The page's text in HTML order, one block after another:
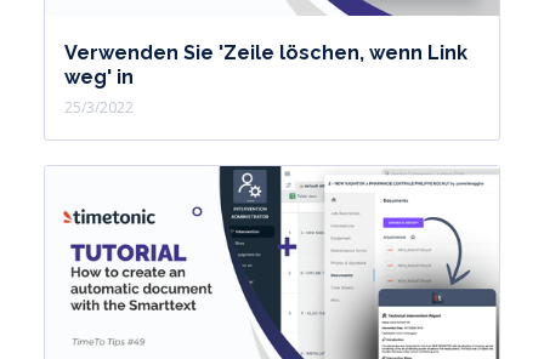
Verwenden Sie 'Zeile löschen, wenn Link
weg' in
25/3/2022